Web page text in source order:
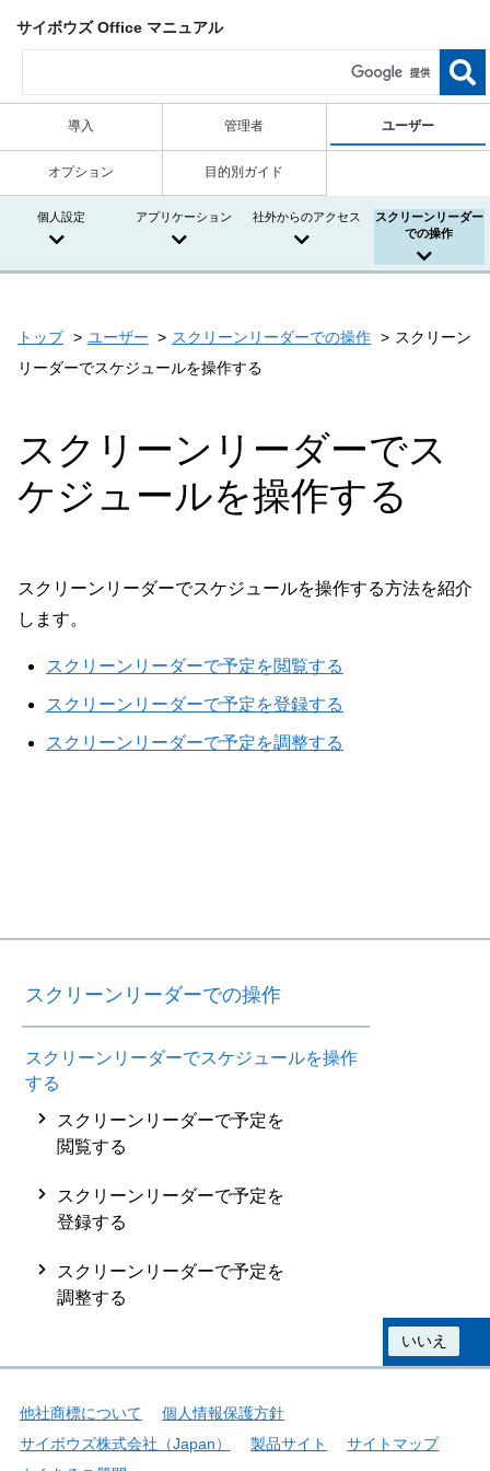
サイボウズ Office マニュアル
導入 管理者 ユーザー
オプション 目的別ガイド
個人設定 アプリケーション 社外からのアクセス
スクリーンリーダー
での操作
トップ ユーザー スクリーンリーダーでの操作
スクリーン
リーダーでスケジュールを操作する
スクリーンリーダーでス
ケジュールを操作する
スクリーンリーダーでスケジュールを操作する方法を紹介
します。
スクリーンリーダーで予定を閲覧する
スクリーンリーダーで予定を登録する
スクリーンリーダーで予定を調整する
スクリーンリーダーでの操作
スクリーンリーダーでスケジュールを操作
する
スクリーンリーダーで予定を
閲覧する
スクリーンリーダーで予定を
登録する
スクリーンリーダーで予定を
調整する
いいえ
他社商標について
個人情報保護方針
サイボウズ株式会社（Japan）
製品サイト
サイトマップ